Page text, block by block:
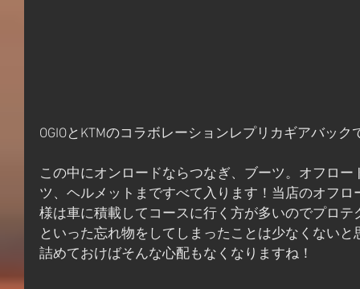
OGIOとKTMのコラボレーションレプリカギアバック
この中にオンロードならつなぎ、ブーツ。オフロ
ツ、ヘルメットまですべて入ります！当店のオフ
様は車に積載してコースに行く方が多いのでプロ
といった忘れ物をしてしまったことは少なくない
詰めておけばそんな心配もなくなりますね！